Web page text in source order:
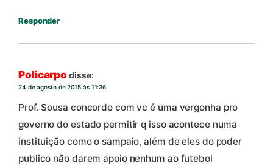
Responder
Policarpo disse:
24 de agosto de 2015 às 11:36
Prof. Sousa concordo com vc é uma vergonha pro
governo do estado permitir q isso acontece numa
instituição como o sampaio, além de eles do poder
publico não darem apoio nenhum ao futebol